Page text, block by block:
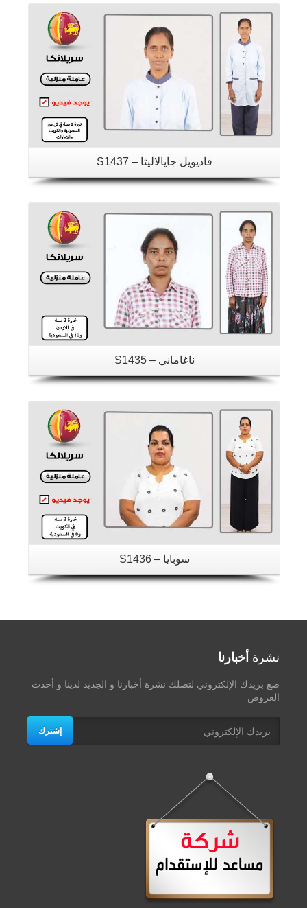
فاديويل جايالاليثا – S1437
ناغاماني – S1435
سوبايا – S1436
نشرة أخبارنا
ضع بريدك الإلكتروني لتصلك نشرة أخبارنا و الجديد لدينا و أحدث
العروض
إشترك